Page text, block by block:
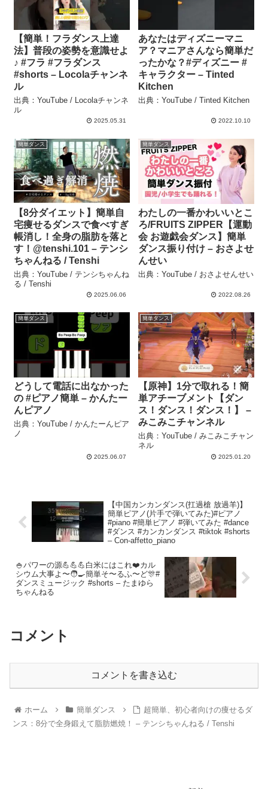
【簡単！フラダンス上達
法】普段の姿勢を意識せよ
♪ #フラ #フラダンス
#shorts – Locolaチャンネ
ル
出典：YouTube / Locolaチャンネ
ル
2025.05.31
あなたはディズニーマニ
ア？マニアさんなら簡単だ
ったかな？#ディズニー #
キャラクター – Tinted
Kitchen
出典：YouTube / Tinted Kitchen
2022.10.10
簡単ダンス
【8分ダイエット】簡単自
宅痩せるダンスで食べすぎ
帳消し！全身の脂肪を落と
す！@tenshi.101 – テンシ
ちゃんねる / Tenshi
出典：YouTube / テンシちゃんね
る / Tenshi
2025.06.06
簡単ダンス
わたしの一番かわいいとこ
ろ/FRUITS ZIPPER【運動
会 お遊戯会ダンス】簡単
ダンス振り付け – おさよせ
んせい
出典：YouTube / おさよせんせい
2022.08.26
簡単ダンス
どうして電話に出なかった
の #ピアノ簡単 – かんたー
んピアノ
出典：YouTube / かんたーんピア
ノ
2025.06.07
簡単ダンス
【原神】1分で取れる！簡
単アチーブメント【ダン
ス！ダンス！ダンス！】 –
みこみこチャンネル
出典：YouTube / みこみこチャン
ネル
2025.01.20
【中国カンカンダンス(扛過槍 放過羊)】
簡単ピアノ(片手で弾いてみた)#ピアノ
#piano #簡単ピアノ #弾いてみた #dance
#ダンス #カンカンダンス #tiktok #shorts
– Con-affetto_piano
🍚パワーの源💪💪💪白米にはこれ❤️カル
シウム大事よ〜🧑‍🍳簡単そ〜るふ〜ど🎊#
ダンスミュージック #shorts – たまゆら
ちゃんねる
コメント
コメントを書き込む
ホーム 簡単ダンス
超簡単、初心者向けの痩せるダ
ンス：8分で全身鍛えて脂肪燃焼！ – テンシちゃんねる / Tenshi